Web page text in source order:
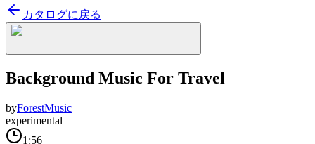
カタログに戻る
Background Music For Travel
byForestMusic
experimental
1:56